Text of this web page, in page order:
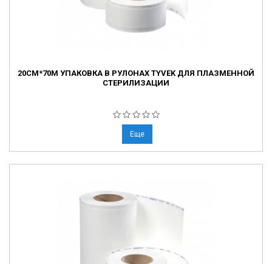
20СМ*70М УПАКОВКА В РУЛОНАХ TYVEK ДЛЯ ПЛАЗМЕННОЙ
СТЕРИЛИЗАЦИИ
Еще